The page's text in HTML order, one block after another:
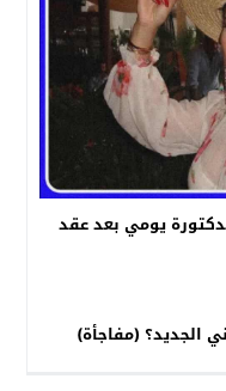
يومي بعد عقد
الجديد؟ (مفاجأة)